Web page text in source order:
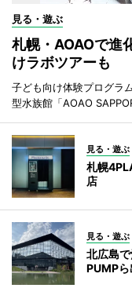
見る・遊ぶ
札幌・AOAOで進
けラボツアーも
子ども向け体験プログラ
型水族館「AOAO
見る・遊ぶ
札幌
店
見る・遊ぶ
北広島
PUMPら